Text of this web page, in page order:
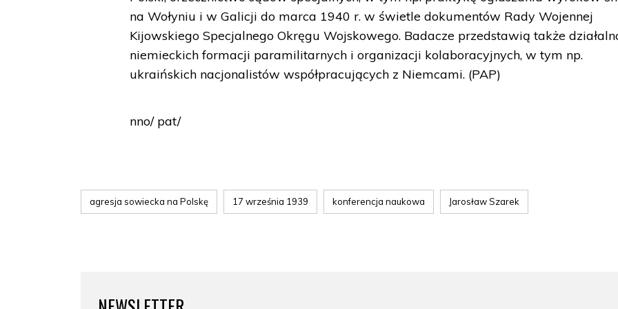
na Wołyniu i w Galicji do marca 1940 r. w świetle dokumentów Rady Wojennej
Kijowskiego Specjalnego Okręgu Wojskowego. Badacze przedstawią także
niemieckich formacji paramilitarnych i organizacji kolaboracyjnych, w tym np.
ukraińskich nacjonalistów współpracujących z Niemcami. (PAP)
nno/ pat/
agresja sowiecka na Polskę 17 września 1939 konferencja naukowa Jarosław Szarek